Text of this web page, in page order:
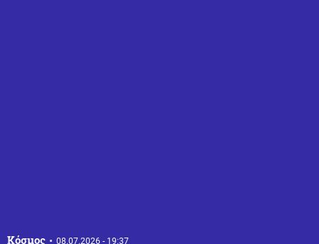
Κόσμος 08.07.2026 - 19:37